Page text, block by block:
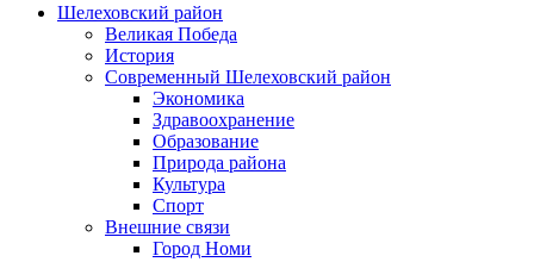
Шелеховский район
Великая Победа
История
Современный Шелеховский район
Экономика
Здравоохранение
Образование
Природа района
Культура
Спорт
Внешние связи
Город Номи